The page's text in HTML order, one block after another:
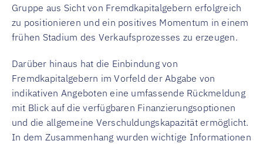
Gruppe aus Sicht von Fremdkapitalgebern erfolgreich
zu positionieren und ein positives Momentum in einem
frühen Stadium des Verkaufsprozesses zu erzeugen.
Darüber hinaus hat die Einbindung von
Fremdkapitalgebern im Vorfeld der Abgabe von
indikativen Angeboten eine umfassende Rückmeldung
mit Blick auf die verfügbaren Finanzierungsoptionen
und die allgemeine Verschuldungskapazität ermöglicht.
In dem Zusammenhang wurden wichtige Informationen